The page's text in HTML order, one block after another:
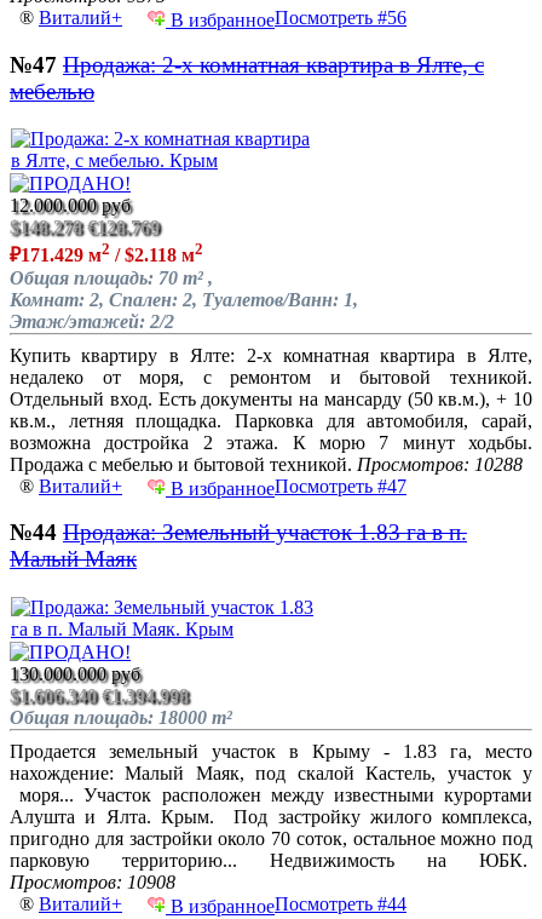
® Виталий+ В избранноеПосмотреть #56
№47 Продажа: 2-х комнатная квартира в Ялте, с
мебелью
12.000.000 руб
$148.278 €128.769
₽171.429 м2 / $2.118 м2
Общая площадь: 70 m² ,
Комнат: 2, Спален: 2, Туалетов/Ванн: 1,
Этаж/этажей: 2/2
Купить квартиру в Ялте: 2-х комнатная квартира в Ялте,
недалеко от моря, с ремонтом и бытовой техникой.
Отдельный вход. Есть документы на мансарду (50 кв.м.), + 10
кв.м., летняя площадка. Парковка для автомобиля, сарай,
возможна достройка 2 этажа. К морю 7 минут ходьбы.
Продажа с мебелью и бытовой техникой. Просмотров: 10288
® Виталий+ В избранноеПосмотреть #47
№44 Продажа: Земельный участок 1.83 га в п.
Малый Маяк
130.000.000 руб
$1.606.340 €1.394.998
Общая площадь: 18000 m²
Продается земельный участок в Крыму - 1.83 га, место
нахождение: Малый Маяк, под скалой Кастель, участок у
моря... Участок расположен между известными курортами
Алушта и Ялта. Крым. Под застройку жилого комплекса,
пригодно для застройки около 70 соток, остальное можно под
парковую территорию... Недвижимость на ЮБК.
Просмотров: 10908
® Виталий+ В избранноеПосмотреть #44